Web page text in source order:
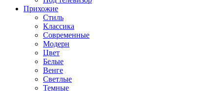
Прихожие
Стиль
Классика
Современные
Модерн
Цвет
Белые
Венге
Светлые
Темные